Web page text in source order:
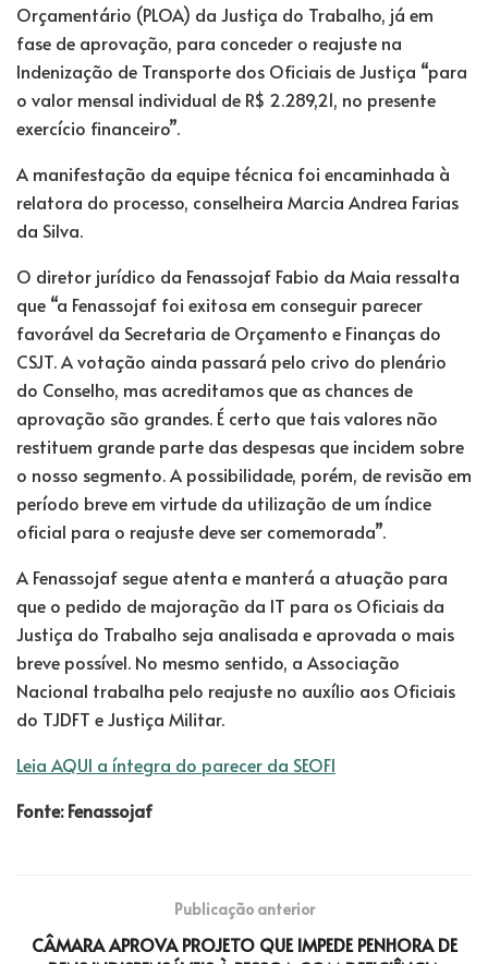
Orçamentário (PLOA) da Justiça do Trabalho, já em
fase de aprovação, para conceder o reajuste na
Indenização de Transporte dos Oficiais de Justiça “para
o valor mensal individual de R$ 2.289,21, no presente
exercício financeiro”.
A manifestação da equipe técnica foi encaminhada à
relatora do processo, conselheira Marcia Andrea Farias
da Silva.
O diretor jurídico da Fenassojaf Fabio da Maia ressalta
que “a Fenassojaf foi exitosa em conseguir parecer
favorável da Secretaria de Orçamento e Finanças do
CSJT. A votação ainda passará pelo crivo do plenário
do Conselho, mas acreditamos que as chances de
aprovação são grandes. É certo que tais valores não
restituem grande parte das despesas que incidem sobre
o nosso segmento. A possibilidade, porém, de revisão em
período breve em virtude da utilização de um índice
oficial para o reajuste deve ser comemorada”.
A Fenassojaf segue atenta e manterá a atuação para
que o pedido de majoração da IT para os Oficiais da
Justiça do Trabalho seja analisada e aprovada o mais
breve possível. No mesmo sentido, a Associação
Nacional trabalha pelo reajuste no auxílio aos Oficiais
do TJDFT e Justiça Militar.
Leia AQUI a íntegra do parecer da SEOFI
Fonte: Fenassojaf
Publicação anterior
CÂMARA APROVA PROJETO QUE IMPEDE PENHORA DE